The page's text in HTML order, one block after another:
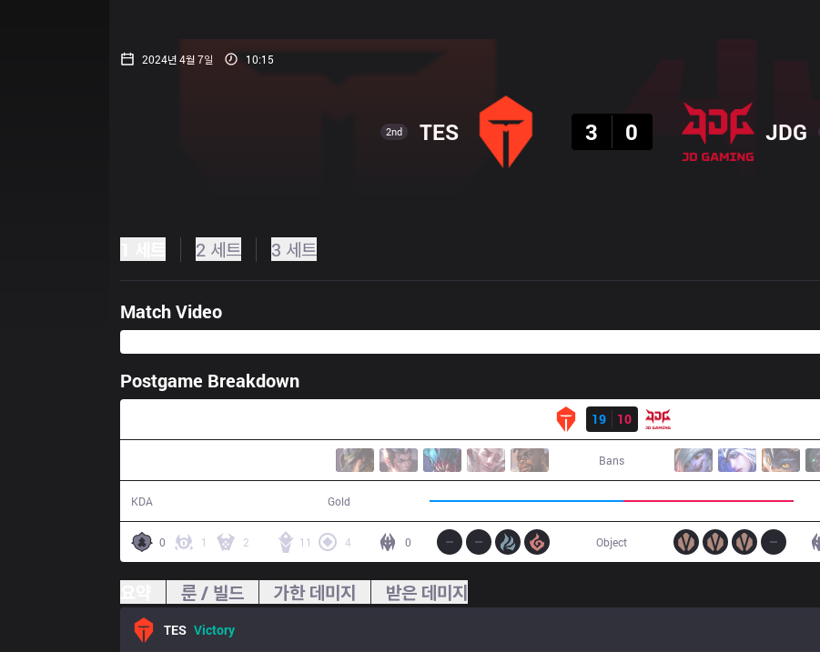
2024년 4월 7일 10:15
2nd TES
3
0 JDG
2 세트 3 세트
Match Video
Postgame Breakdown
19
10
Bans
KDA Gold
0 1 2 11 4 0 Object
룬 / 빌드 가한 데미지 받은 데미지
TES Victory